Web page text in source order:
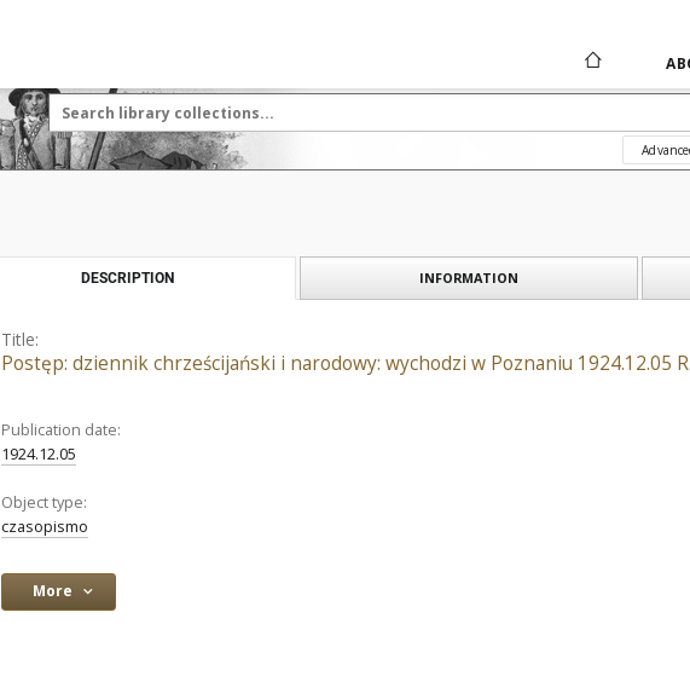
DESCRIPTION INFORMATION
Title:
Postęp: dziennik chrześcijański i narodowy: wychodzi w Poznaniu 1924.12.05
Publication date:
1924.12.05
Object type:
czasopismo
More